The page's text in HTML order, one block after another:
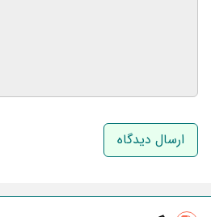
نام و نام خانوادگی